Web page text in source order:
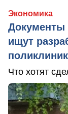
Экономика
Документы
ищут
Что хотят